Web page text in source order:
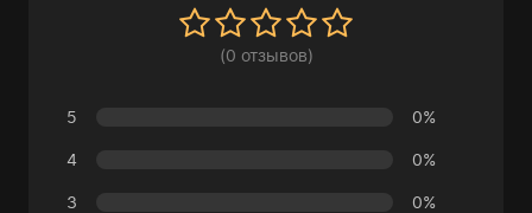
(0 отзывов)
5 0%
4 0%
3 0%